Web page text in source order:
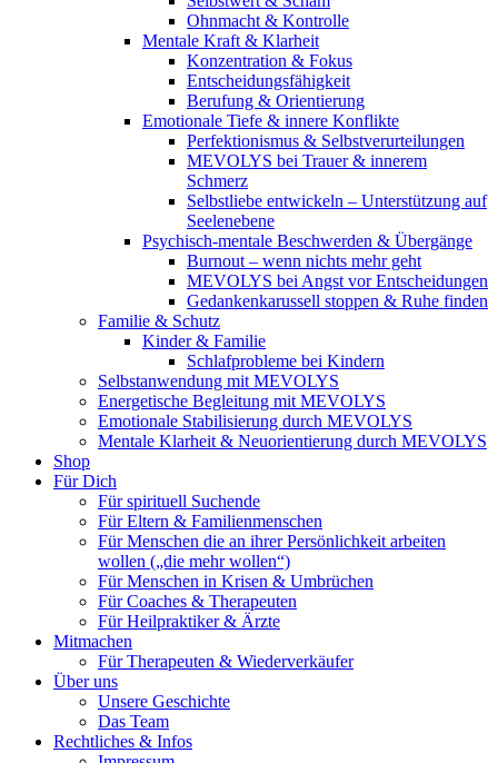
Ohnmacht & Kontrolle
Mentale Kraft & Klarheit
Konzentration & Fokus
Entscheidungsfähigkeit
Berufung & Orientierung
Emotionale Tiefe & innere Konflikte
Perfektionismus & Selbstverurteilungen
MEVOLYS bei Trauer & innerem
Schmerz
Selbstliebe entwickeln – Unterstützung auf
Seelenebene
Psychisch-mentale Beschwerden & Übergänge
Burnout – wenn nichts mehr geht
MEVOLYS bei Angst vor Entscheidungen
Gedankenkarussell stoppen & Ruhe finden
Familie & Schutz
Kinder & Familie
Schlafprobleme bei Kindern
Selbstanwendung mit MEVOLYS
Energetische Begleitung mit MEVOLYS
Emotionale Stabilisierung durch MEVOLYS
Mentale Klarheit & Neuorientierung durch MEVOLYS
Shop
Für Dich
Für spirituell Suchende
Für Eltern & Familienmenschen
Für Menschen die an ihrer Persönlichkeit arbeiten
wollen („die mehr wollen“)
Für Menschen in Krisen & Umbrüchen
Für Coaches & Therapeuten
Für Heilpraktiker & Ärzte
Mitmachen
Für Therapeuten & Wiederverkäufer
Über uns
Unsere Geschichte
Das Team
Rechtliches & Infos